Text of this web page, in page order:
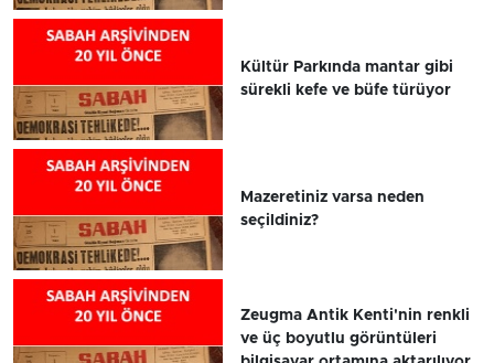
Kültür Parkında mantar gibi
sürekli kefe ve büfe türüyor
Mazeretiniz varsa neden
seçildiniz?
Zeugma Antik Kenti'nin renkli
ve üç boyutlu görüntüleri